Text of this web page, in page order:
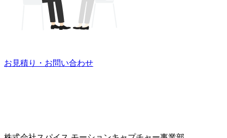
お見積り・お問い合わせ